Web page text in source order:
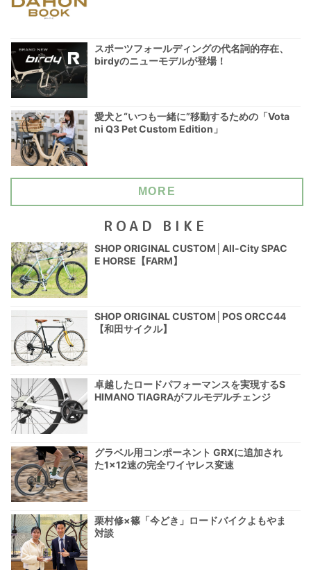
スポーツフォールディングの代名詞的存在、
birdyのニューモデルが登場！
愛犬と“いつも一緒に”移動するための「Vota
ni Q3 Pet Custom Edition」
MORE
ROAD BIKE
SHOP ORIGINAL CUSTOM│All-City SPAC
E HORSE【FARM】
SHOP ORIGINAL CUSTOM│POS ORCC44
【和田サイクル】
卓越したロードパフォーマンスを実現するS
HIMANO TIAGRAがフルモデルチェンジ
グラベル用コンポーネント GRXに追加され
た1×12速の完全ワイヤレス変速
栗村修×篠「今どき」ロードバイクよもやま
対談